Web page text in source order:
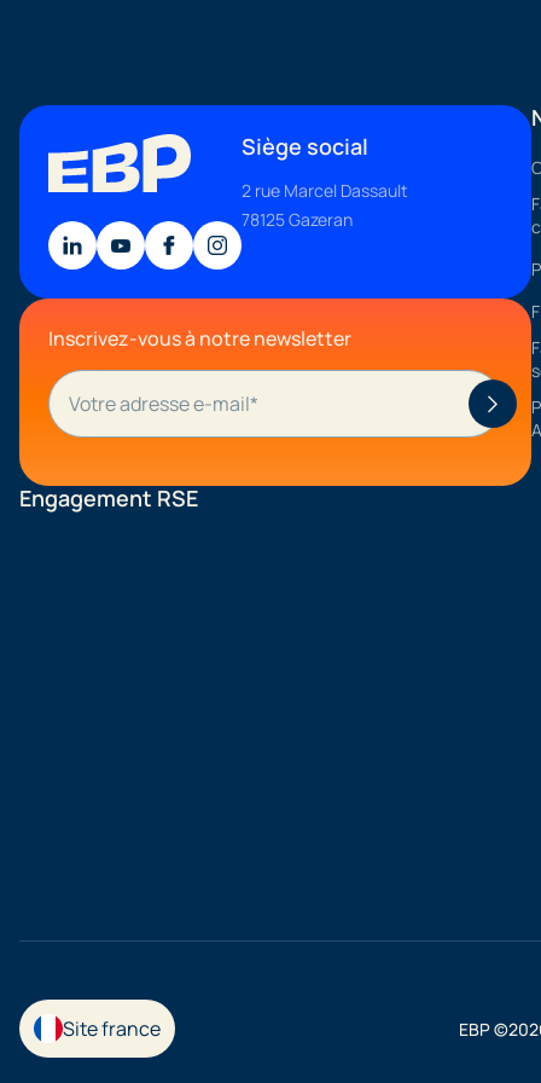
Siège social
2 rue Marcel Dassault
78125 Gazeran
Inscrivez-vous à notre newsletter
Engagement RSE
Site france EBP